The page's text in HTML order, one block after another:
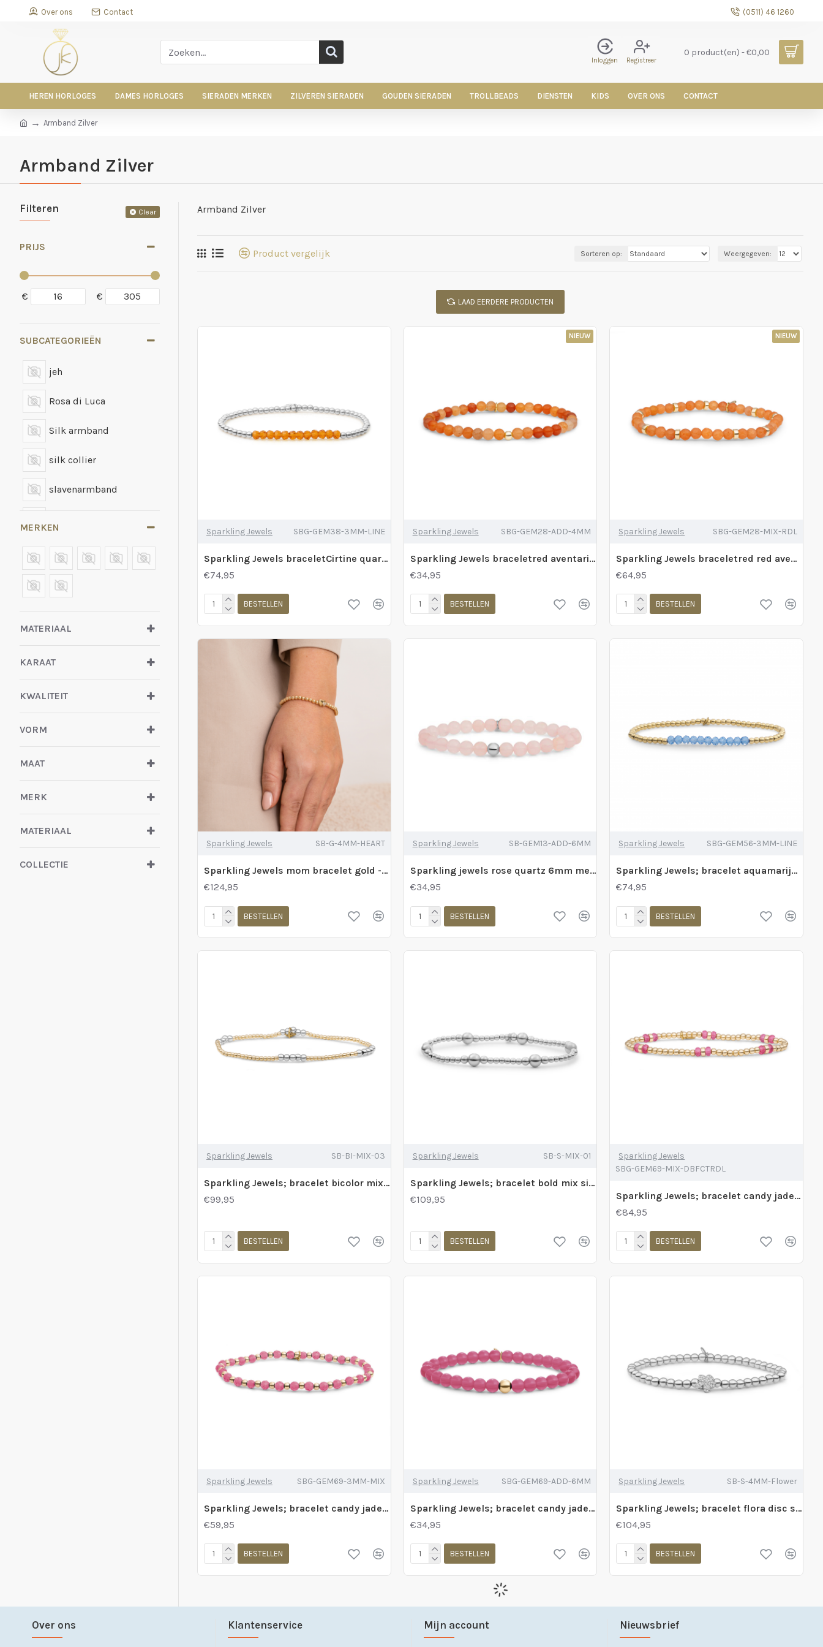
Over ons Contact (0511) 46 1260
Inloggen Registreer
0 product(en) - €0,00
HEREN HORLOGES DAMES HORLOGES SIERADEN MERKEN ZILVEREN SIERADEN GOUDEN SIERADEN TROLLBEADS DIENSTEN KIDS OVER ONS CONTACT
Armband Zilver
Armband Zilver
Filteren Clear
PRIJS
€ €
SUBCATEGORIEËN
jeh
Rosa di Luca
Silk armband
silk collier
slavenarmband
zilver
zilver gerhodineerd
MERKEN
MAAT
MERK
MATERIAAL
COLLECTIE
MATERIAAL
KARAAT
KWALITEIT
VORM
Armband Zilver
Product vergelijk Sorteren op: Weergegeven:
LAAD EERDERE PRODUCTEN
Sparkling Jewels SBG-GEM38-3MM-LINE
Sparkling Jewels braceletCirtine quartz universe gold 3mm - 2010031
€74,95
BESTELLEN
NIEUW
Sparkling Jewels SBG-GEM28-ADD-4MM
Sparkling Jewels braceletred aventarine saturn small gold 4mm - 2011779
€34,95
BESTELLEN
NIEUW
Sparkling Jewels SBG-GEM28-MIX-RDL
Sparkling Jewels braceletred red aventurineroundel interstellar gold - 2011780
€64,95
BESTELLEN
Sparkling Jewels SB-G-4MM-HEART
Sparkling Jewels mom bracelet gold - 2010777
€124,95
BESTELLEN
Sparkling Jewels SB-GEM13-ADD-6MM
Sparkling jewels rose quartz 6mm met gouden bolletje - 2011680
€34,95
BESTELLEN
Sparkling Jewels SBG-GEM56-3MM-LINE
Sparkling Jewels; bracelet aquamarijn universe 3mm - 2009754
€74,95
BESTELLEN
Sparkling Jewels SB-BI-MIX-03
Sparkling Jewels; bracelet bicolor mix 3mm gold+ 4mm silver - 2010641
€99,95
BESTELLEN
Sparkling Jewels SB-S-MIX-01
Sparkling Jewels; bracelet bold mix silver - 2010653
€109,95
BESTELLEN
Sparkling Jewels
SBG-GEM69-MIX-DBFCTRDL
Sparkling Jewels; bracelet candy jade double reverse roundel gold - 2011790
€84,95
BESTELLEN
Sparkling Jewels SBG-GEM69-3MM-MIX
Sparkling Jewels; bracelet candy jade interstellar gold 3mm - 2011787
€59,95
BESTELLEN
Sparkling Jewels SBG-GEM69-ADD-6MM
Sparkling Jewels; bracelet candy jade saturn large l gold 6mm - 2011789
€34,95
BESTELLEN
Sparkling Jewels SB-S-4MM-Flower
Sparkling Jewels; bracelet flora disc silver white silver - 2010652
€104,95
BESTELLEN
Over ons Klantenservice Mijn account Nieuwsbrief